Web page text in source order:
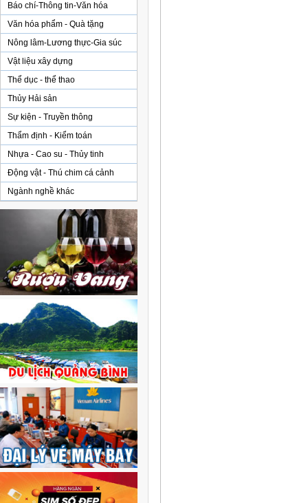
Báo chí-Thông tin-Văn hóa
Văn hóa phẩm - Quà tặng
Nông lâm-Lương thực-Gia súc
Vật liệu xây dựng
Thể dục - thể thao
Thủy Hải sản
Sự kiện - Truyền thông
Thẩm định - Kiểm toán
Nhựa - Cao su - Thủy tinh
Động vật - Thú chim cá cảnh
Ngành nghề khác